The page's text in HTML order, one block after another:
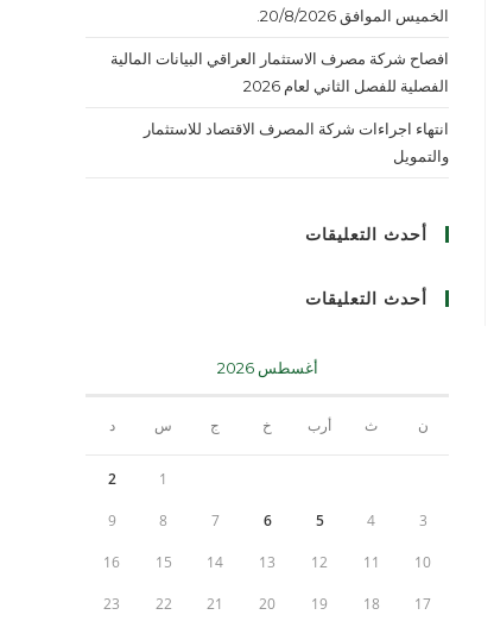
الخميس الموافق 20/8/2026.
افصاح شركة مصرف الاستثمار العراقي البيانات المالية
الفصلية للفصل الثاني لعام 2026
انتهاء اجراءات شركة المصرف الاقتصاد للاستثمار
والتمويل
أحدث التعليقات
أحدث التعليقات
أغسطس 2026
ن ث أرب خ ج س د
1
2
3
4
5
6
7
8
9
10
11
12
13
14
15
16
17
18
19
20
21
22
23